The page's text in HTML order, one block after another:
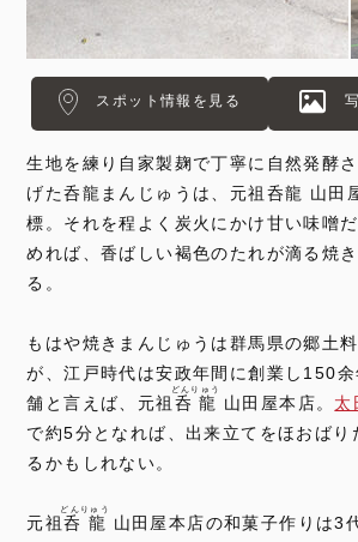
スポット情報を見る
生地を練り自家製麹で丁寧に自然発酵
げた呑龍まんじゅうは、元祖呑龍 山田
標。それを程よく炭火にかけ甘い味噌
めれば、香ばしい褐色のたれが滴る焼
る。
もはや焼きまんじゅうは群馬県の郷土
が、江戸時代は安政年間に創業し150
舗と言えば、元祖 呑龍
どんりゅう
山田屋本店。 太
で約5分となれば、出来立てをほおばり
るかもしれない。
元祖呑龍
どんりゅう
山田屋本店の和菓子作りは3